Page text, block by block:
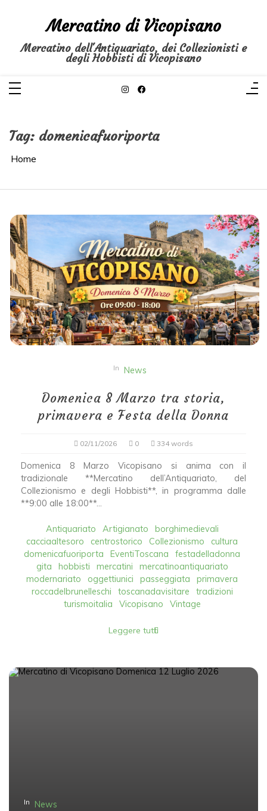
Mercatino di Vicopisano
Mercatino dell'Antiquariato, dei Collezionisti e
degli Hobbisti di Vicopisano
Tag: domenicafuoriporta
Home
In News
Domenica 8 Marzo tra storia,
primavera e Festa della Donna
02/11/2026 0 334 words
Domenica 8 Marzo Vicopisano si anima con il
tradizionale **Mercatino dell’Antiquariato, del
Collezionismo e degli Hobbisti**, in programma dalle
**9:00 alle 18:00**...
Antiquariato Artigianato
borghimedievali
cacciaaltesoro
centrostorico Collezionismo
cultura
domenicafuoriporta
EventiToscana
festadelladonna
gita
hobbisti mercatini
mercatinoantiquariato
modernariato
oggettiunici passeggiata
primavera
roccadelbrunelleschi
toscanadavisitare
tradizioni
turismoitalia
Vicopisano Vintage
Leggere tutti
In News